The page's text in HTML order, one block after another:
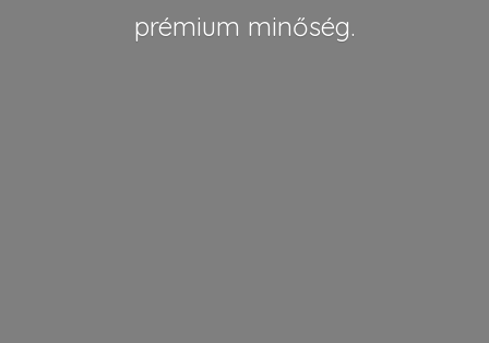
prémium minőség.